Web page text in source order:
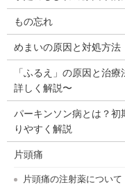
もの忘れ
めまいの原因と対処方法
「ふるえ」の原因と治
詳しく解説〜
パーキンソン病とは？
りやすく解説
片頭痛
片頭痛の注射薬について